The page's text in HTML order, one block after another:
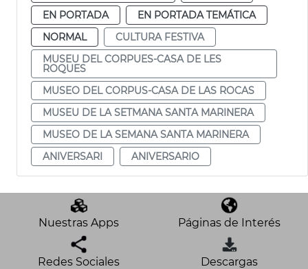
EN PORTADA
EN PORTADA TEMÁTICA
NORMAL
CULTURA FESTIVA
MUSEU DEL CORPUES-CASA DE LES
ROQUES
MUSEO DEL CORPUS-CASA DE LAS ROCAS
MUSEU DE LA SETMANA SANTA MARINERA
MUSEO DE LA SEMANA SANTA MARINERA
ANIVERSARI
ANIVERSARIO
Nuestras Apps Páginas de Interés
Redes Sociales Descargas